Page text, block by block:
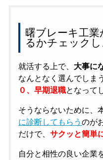
曙ブレーキ工
るかチェックし
就活する上で、 大事に
なんとなく選んでしま
０、早期退職となって
そうならないために、
に診断してもらう のが
だけで、 サクッと簡単
自分と相性の良い企業